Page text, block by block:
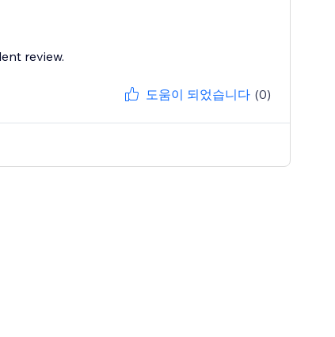
review.
도움이 되었습니다 (0)